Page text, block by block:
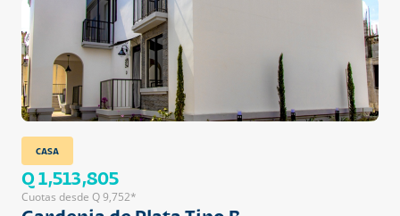
CASA
Q 1,513,805
Cuotas desde Q 9,752*